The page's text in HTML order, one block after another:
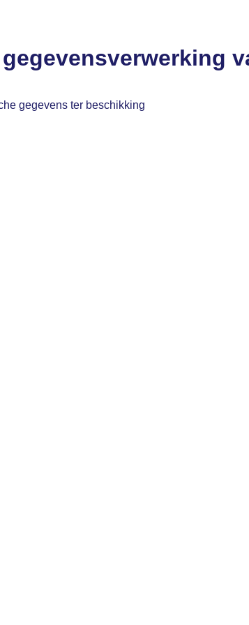
gegevens ter beschikking